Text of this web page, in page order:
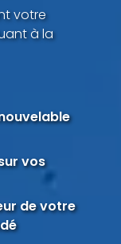
votre
à la
vos
de votre